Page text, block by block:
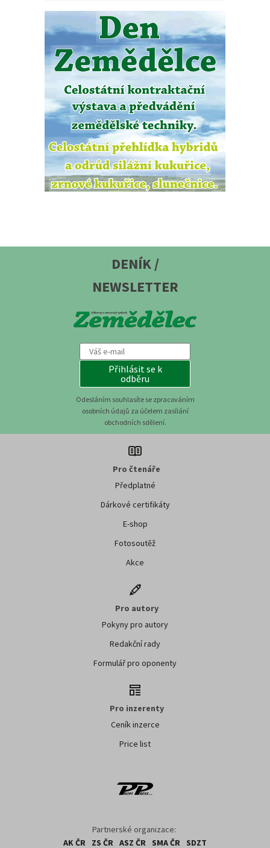
DENÍK /
NEWSLETTER
Přihlásit se k
odběru
Odesláním souhlasíte se zpracováním
osobních údajů za účelem zasílání
obchodních sdělení.
Pro čtenáře
Předplatné
Dárkové certifikáty
E-shop
Fotosoutěž
Akce
Pro autory
Pokyny pro autory
Redakční rady
Formulář pro oponenty
Pro inzerenty
Ceník inzerce
Price list
Partnerské organizace:
AK ČR
ZS ČR ASZ ČR SMA ČR SDZT